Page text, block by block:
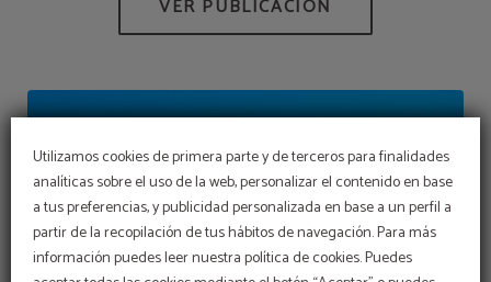
Utilizamos cookies de primera parte y de terceros para finalidades
analíticas sobre el uso de la web, personalizar el contenido en base
a tus preferencias, y publicidad personalizada en base a un perfil a
partir de la recopilación de tus hábitos de navegación. Para más
información puedes leer nuestra política de cookies. Puedes
Early Summer
Aproveche nuestras ofertas de lanzamiento y
asegure su estancia al mejor precio.